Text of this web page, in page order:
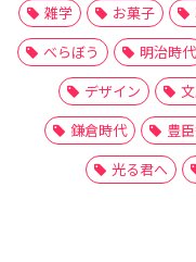
雑学
お菓子
べらぼう
明治時代
デザイン
鎌倉時代
豊
光る君へ